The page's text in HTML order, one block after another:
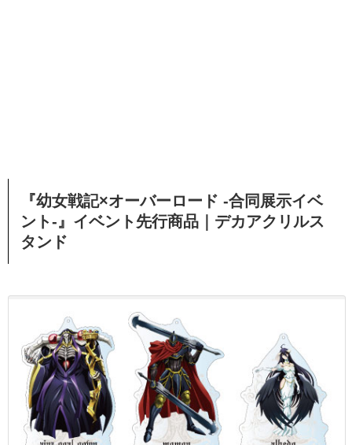
『幼女戦記×オーバーロード -合同展示イベ
ント-』イベント先行商品｜デカアクリルス
タンド